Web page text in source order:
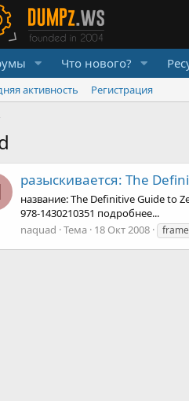
Что нового?
активность
Регистрация
разыскивается: The
название: The Definitive Guide to
978-1430210351 подробнее...
naquad Тема 18 Окт 2008